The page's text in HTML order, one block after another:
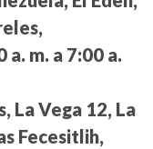
a. m. a 7:00 a.
La Vega 12, La
Fecesitlih,